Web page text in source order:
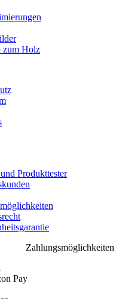
zum Holz
Produkttester
Zahlungsmöglichkeiten
Pay